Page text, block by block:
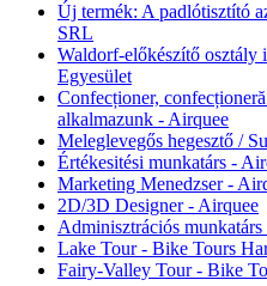
Új termék: A padlótisztító
SRL
Waldorf-előkészítő
Egyesület
Confecționer,
alkalmazunk - Airquee
Meleglevegős hegesztő /
Értékesitési munkatárs -
Marketing Menedzser -
2D/3D Designer - Airquee
Adminisztrációs
Lake Tour - Bike Tours
Fairy-Valley Tour - Bike